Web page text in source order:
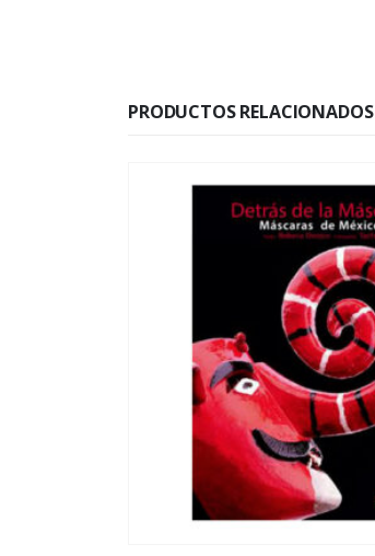
PRODUCTOS RELACIONADOS